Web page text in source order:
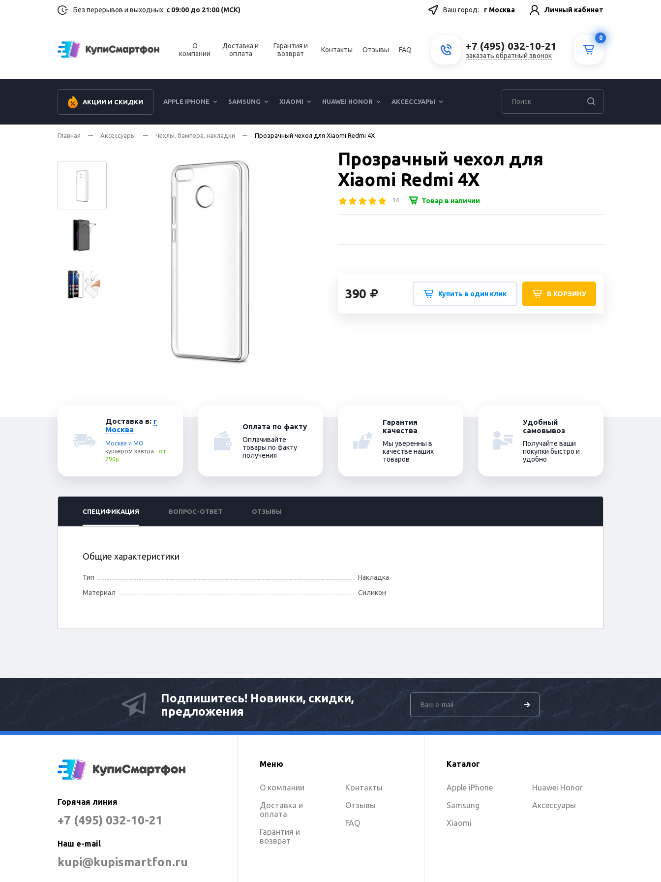
Без перерывов и выходных с 09:00 до 21:00 (МСК) Ваш город: г Москва Личный кабинет
О
компании
Доставка и
оплата
Гарантия и
возврат
Контакты Отзывы FAQ +7 (495) 032-10-21
заказать обратный звонок
0
АКЦИИ И СКИДКИ APPLE IPHONE SAMSUNG XIAOMI HUAWEI HONOR АКСЕССУАРЫ
Главная Аксессуары Чехлы, бампера, накладки Прозрачный чехол для Xiaomi Redmi 4X
Прозрачный чехол для
Xiaomi Redmi 4X
14 Товар в наличии
390 Купить в один клик В КОРЗИНУ
Доставка в: г
Москва
Москва и МО
курьером завтра - от
290р
Оплата по факту
Оплачивайте
товары по факту
получения
Гарантия
качества
Мы уверенны в
качестве наших
товаров
Удобный
самовывоз
Получайте ваши
покупки быстро и
удобно
СПЕЦИФИКАЦИЯ ВОПРОС-ОТВЕТ ОТЗЫВЫ
Общие характеристики
Тип
Накладка
Материал
Силикон
Подпишитесь! Новинки, скидки,
предложения
Горячая линия
+7 (495) 032-10-21
Наш e-mail
kupi@kupismartfon.ru
Меню
О компании
Доставка и
оплата
Гарантия и
возврат
Контакты
Отзывы
FAQ
Каталог
Apple iPhone
Samsung
Xiaomi
Huawei Honor
Аксессуары